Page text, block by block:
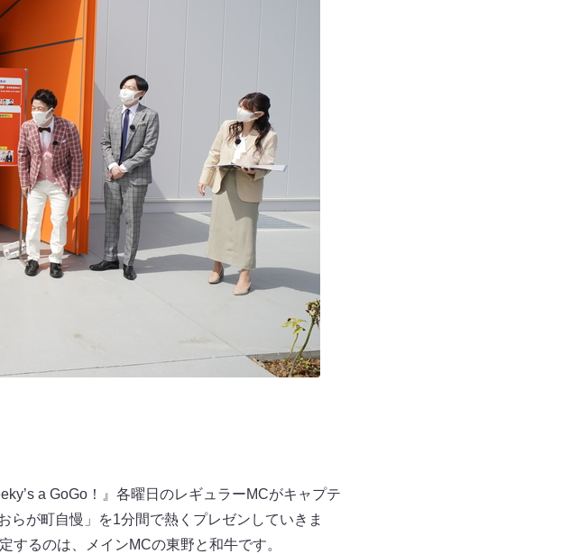
a GoGo！』各曜日のレギュラーMCがキャプテ
らが町自慢」を1分間で熱くプレゼンしていきま
するのは、メインMCの東野と和牛です。